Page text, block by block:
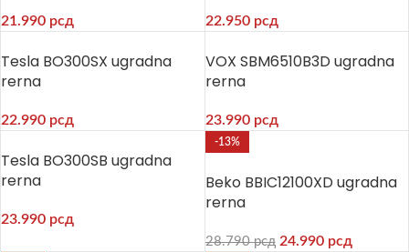
21.990 рсд 22.950 рсд
Tesla BO300SX ugradna
rerna
22.990 рсд
VOX SBM6510B3D ugradna
rerna
23.990 рсд
Tesla BO300SB ugradna
rerna
23.990 рсд
-13%
Beko BBIC12100XD ugradna
rerna
28.790рсд 24.990 рсд